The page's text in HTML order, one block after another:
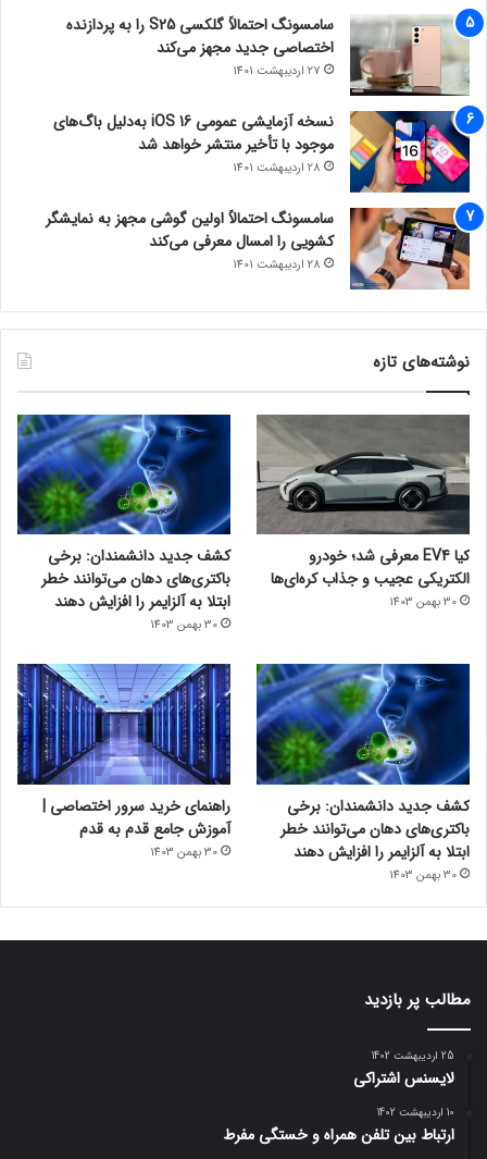
سامسونگ احتمالاً گلکسی S25 را به پردازنده
اختصاصی جدید مجهز می‌کند
27 اردیبهشت 1401
نسخه آزمایشی عمومی iOS 16 به‌دلیل باگ‌های
موجود با تأخیر منتشر خواهد شد
28 اردیبهشت 1401
سامسونگ احتمالاً اولین گوشی مجهز به نمایشگر
کشویی را امسال معرفی می‌کند
28 اردیبهشت 1401
نوشته‌های تازه
کیا EV4 معرفی شد؛ خودرو
الکتریکی عجیب و جذاب کره‌ای‌ها
30 بهمن 1403
کشف جدید دانشمندان: برخی
باکتری‌های دهان می‌توانند خطر
ابتلا به آلزایمر را افزایش دهند
30 بهمن 1403
کشف جدید دانشمندان: برخی
باکتری‌های دهان می‌توانند خطر
ابتلا به آلزایمر را افزایش دهند
30 بهمن 1403
راهنمای خرید سرور اختصاصی |
آموزش جامع قدم به قدم
30 بهمن 1403
مطالب پر بازدید
25 اردیبهشت 1402
لایسنس اشتراکی
10 اردیبهشت 1402
ارتباط بین تلفن همراه و خستگی مفرط